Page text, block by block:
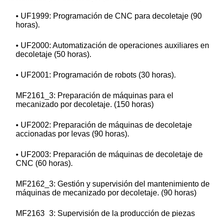
• UF1999: Programación de CNC para decoletaje (90
horas).
• UF2000: Automatización de operaciones auxiliares en
decoletaje (50 horas).
• UF2001: Programación de robots (30 horas).
MF2161_3: Preparación de máquinas para el
mecanizado por decoletaje. (150 horas)
• UF2002: Preparación de máquinas de decoletaje
accionadas por levas (90 horas).
• UF2003: Preparación de máquinas de decoletaje de
CNC (60 horas).
MF2162_3: Gestión y supervisión del mantenimiento de
máquinas de mecanizado por decoletaje. (90 horas)
MF2163_3: Supervisión de la producción de piezas